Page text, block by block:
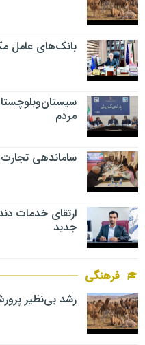
بانک‌های عامل
مردم
ساماندهی تجارت
ارتقای خدمات
جدید
فرهنگی
رشد بی‌نظیر